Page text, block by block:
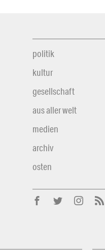
politik
kultur
gesellschaft
aus aller welt
medien
archiv
osten